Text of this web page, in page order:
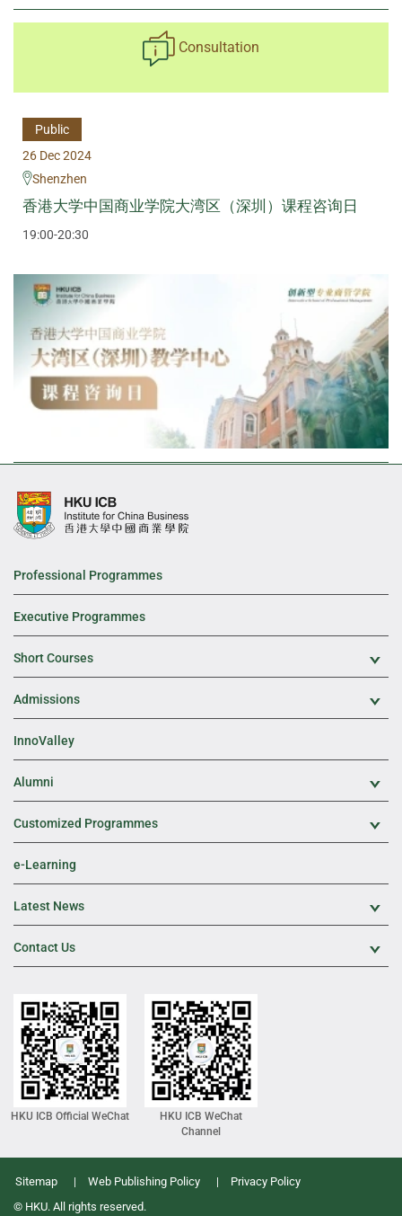
Consultation
Public
26 Dec 2024
Shenzhen
香港大学中国商业学院大湾区（深圳）课程咨询日
19:00-20:30
Professional Programmes
Executive Programmes
Short Courses
Admissions
InnoValley
Alumni
Customized Programmes
e-Learning
Latest News
Contact Us
HKU ICB Official WeChat
HKU ICB WeChat
Channel
Sitemap Web Publishing Policy
Privacy Policy
© HKU. All rights reserved.